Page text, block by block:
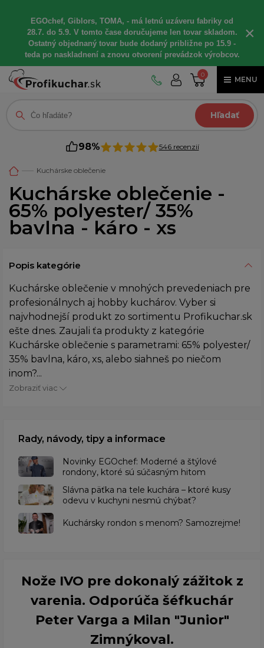
EGOchef, Giblors, TOMA, - má letnú uzáveru fabriky od
28.7. do 5.9. V tomto čase doručujeme len tovar skladom.
Ostatný objednaný tovar bude dodaný približne po 15.9 -
teda po naskladnení a znovu otvorení prevádzok výrobcov.
×
0
MENU
Hľadať
98% 546 recenzií
Kuchárske oblečenie
Kuchárske oblečenie -
65% polyester/ 35%
bavlna - káro - xs
Popis kategórie
Kuchárske oblečenie v mnohých prevedeniach pre
profesionálnych aj hobby kuchárov. Vyber si
najvhodnejší produkt zo sortimentu Profikuchar.sk
ešte dnes. Zaujali ťa produkty z kategórie
Kuchárske oblečenie s parametrami: 65% polyester/
35% bavlna, káro, xs, alebo siahneš po niečom
inom?...
Zobraziť viac
Rady, návody, tipy a informace
Novinky EGOchef: Moderné a štýlové
rondony, ktoré sú súčasným hitom
Slávna päťka na tele kuchára – ktoré kusy
odevu v kuchyni nesmú chýbať?
Kuchársky rondon s menom? Samozrejme!
Nože IVO pre dokonalý zážitok z
varenia. Odporúča šéfkuchár
Peter Varga a Milan "Junior"
Zimnýkoval.